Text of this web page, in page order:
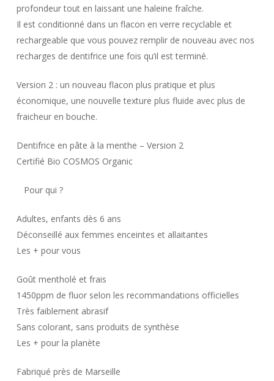
profondeur tout en laissant une haleine fraîche.
Il est conditionné dans un flacon en verre recyclable et
rechargeable que vous pouvez remplir de nouveau avec nos
recharges de dentifrice une fois qu’il est terminé.
Version 2 : un nouveau flacon plus pratique et plus
économique, une nouvelle texture plus fluide avec plus de
fraicheur en bouche.
Dentifrice en pâte à la menthe – Version 2
Certifié Bio COSMOS Organic
‍ ‍ ‍ Pour qui ?
Adultes, enfants dès 6 ans
Déconseillé aux femmes enceintes et allaitantes
Les + pour vous
Goût mentholé et frais
1450ppm de fluor selon les recommandations officielles
Très faiblement abrasif
Sans colorant, sans produits de synthèse
Les + pour la planète
Fabriqué près de Marseille